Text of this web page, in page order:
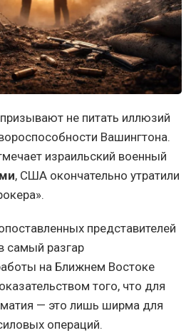
не питать иллюзий
Вашингтона.
израильский военный
, США окончательно утратили
представителей
самый разгар
на Ближнем Востоке
того, что для
— это лишь ширма для
операций.